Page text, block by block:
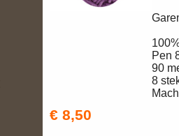
Pen
90
8
€ 8,50